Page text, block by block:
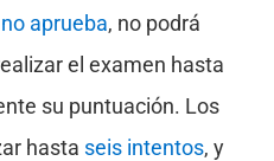
no aprueba, no podrá
el examen hasta
su puntuación. Los
hasta seis intentos, y